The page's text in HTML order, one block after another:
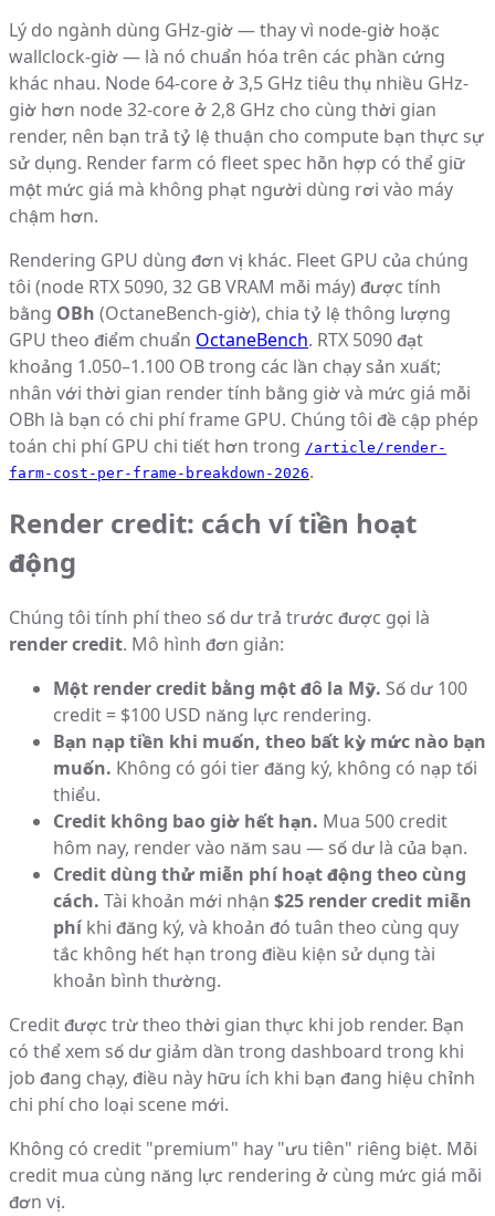
Lý do ngành dùng GHz-giờ — thay vì node-giờ hoặc
wallclock-giờ — là nó chuẩn hóa trên các phần cứng
khác nhau. Node 64-core ở 3,5 GHz tiêu thụ nhiều GHz-
giờ hơn node 32-core ở 2,8 GHz cho cùng thời gian
render, nên bạn trả tỷ lệ thuận cho compute bạn thực sự
sử dụng. Render farm có fleet spec hỗn hợp có thể giữ
một mức giá mà không phạt người dùng rơi vào máy
chậm hơn.
Rendering GPU dùng đơn vị khác. Fleet GPU của chúng
tôi (node RTX 5090, 32 GB VRAM mỗi máy) được tính
bằng OBh (OctaneBench-giờ), chia tỷ lệ thông lượng
GPU theo điểm chuẩn OctaneBench. RTX 5090 đạt
khoảng 1.050–1.100 OB trong các lần chạy sản xuất;
nhân với thời gian render tính bằng giờ và mức giá mỗi
OBh là bạn có chi phí frame GPU. Chúng tôi đề cập phép
toán chi phí GPU chi tiết hơn trong /article/render-
farm-cost-per-frame-breakdown-2026.
Render credit: cách ví tiền hoạt
động
Chúng tôi tính phí theo số dư trả trước được gọi là
render credit. Mô hình đơn giản:
Một render credit bằng một đô la Mỹ. Số dư 100
credit = $100 USD năng lực rendering.
Bạn nạp tiền khi muốn, theo bất kỳ mức nào bạn
muốn. Không có gói tier đăng ký, không có nạp tối
thiểu.
Credit không bao giờ hết hạn. Mua 500 credit
hôm nay, render vào năm sau — số dư là của bạn.
Credit dùng thử miễn phí hoạt động theo cùng
cách. Tài khoản mới nhận $25 render credit miễn
phíkhi đăng ký, và khoản đó tuân theo cùng quy
tắc không hết hạn trong điều kiện sử dụng tài
khoản bình thường.
Credit được trừ theo thời gian thực khi job render. Bạn
có thể xem số dư giảm dần trong dashboard trong khi
job đang chạy, điều này hữu ích khi bạn đang hiệu chỉnh
chi phí cho loại scene mới.
Không có credit "premium" hay "ưu tiên" riêng biệt. Mỗi
credit mua cùng năng lực rendering ở cùng mức giá mỗi
đơn vị.